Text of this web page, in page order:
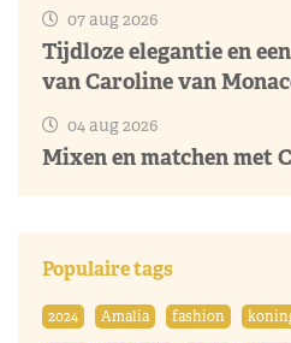
07 aug 2026
Tijdloze elegantie en
van Caroline van
04 aug 2026
Mixen en matchen met
Populaire tags
2024 Amalia fashion